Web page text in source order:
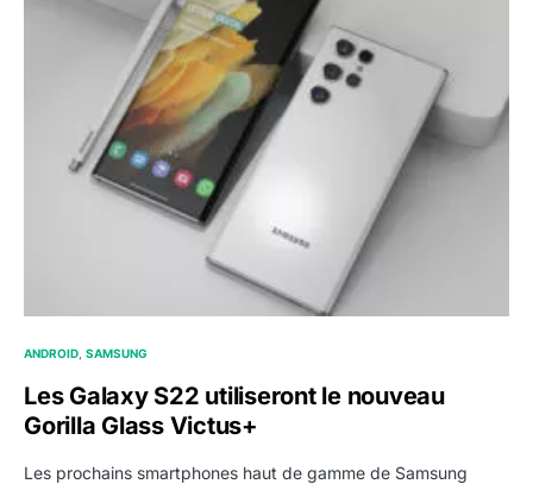
ANDROID SAMSUNG
Les Galaxy S22 utiliseront le nouveau
Gorilla Glass Victus+
Les prochains smartphones haut de gamme de Samsung